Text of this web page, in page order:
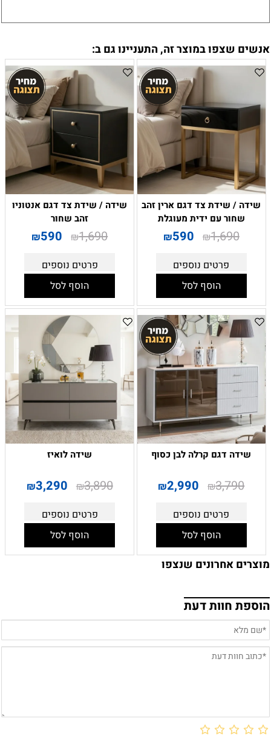
אנשים שצפו במוצר זה, התעניינו גם ב:
שידה / שידת צד דגם ארין זהב
שחור עם ידית מעוגלת
₪1,690
₪590
פרטים נוספים
הוסף לסל
שידה / שידת צד דגם אנטוניו
זהב שחור
₪1,690
₪590
פרטים נוספים
הוסף לסל
שידה דגם קרלה לבן כסוף
₪3,790
₪2,990
פרטים נוספים
הוסף לסל
שידה לואיז
₪3,890
₪3,290
פרטים נוספים
הוסף לסל
מוצרים אחרונים שנצפו
הוספת חוות דעת